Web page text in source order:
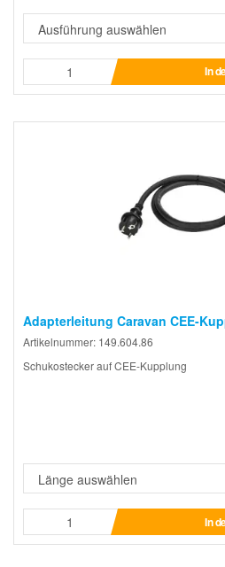
In
Adapterleitung Caravan CEE-
Artikelnummer: 149.604.86
Schukostecker auf CEE-Kupplung
In